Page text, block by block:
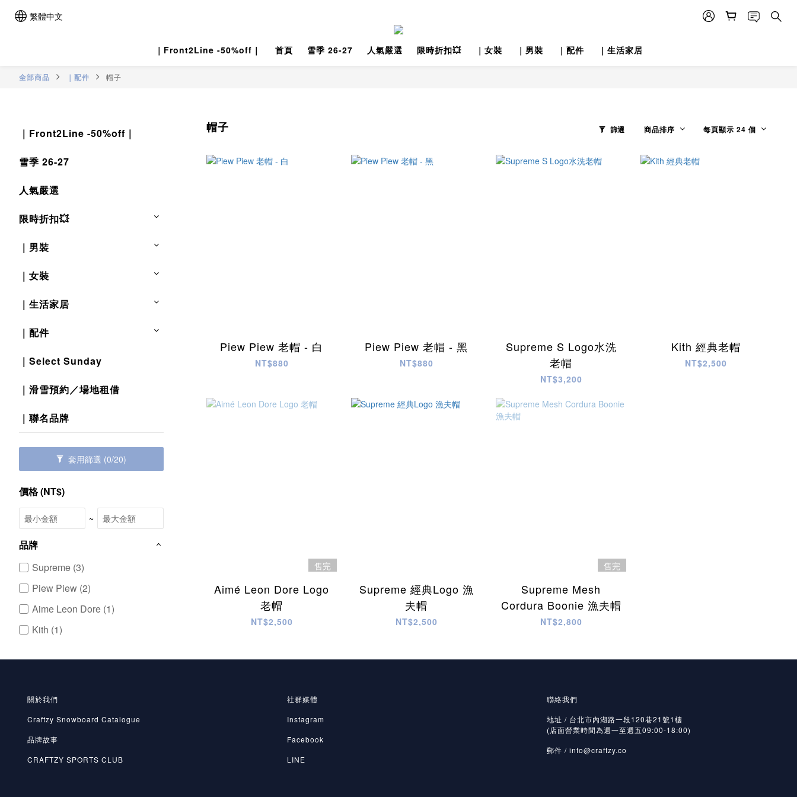
繁體中文
｜Front2Line -50%off｜ 首頁 雪季 26-27 人氣嚴選 限時折扣💥 ｜女裝 ｜男裝 ｜配件 ｜生活家居
全部商品 ｜配件 帽子
｜Front2Line -50%off｜
雪季 26-27
人氣嚴選
限時折扣💥
｜男裝
｜女裝
｜生活家居
｜配件
｜Select Sunday
｜滑雪預約／場地租借
｜聯名品牌
套用篩選 (0/20)
價格 (NT$)
~
品牌
Supreme (3)
Piew Piew (2)
Aime Leon Dore (1)
Kith (1)
帽子 篩選 商品排序 每頁顯示 24 個
Piew Piew 老帽 - 白
NT$880
Piew Piew 老帽 - 黑
NT$880
Supreme S Logo水洗
老帽
NT$3,200
Kith 經典老帽
NT$2,500
售完
Aimé Leon Dore Logo
老帽
NT$2,500
Supreme 經典Logo 漁
夫帽
NT$2,500
售完
Supreme Mesh
Cordura Boonie 漁夫帽
NT$2,800
關於我們
Craftzy Snowboard Catalogue
品牌故事
CRAFTZY SPORTS CLUB
社群媒體
Instagram
Facebook
LINE
聯絡我們
地址 / 台北市內湖路一段120巷21號1樓
(店面營業時間為週一至週五09:00-18:00)
郵件 / info@craftzy.co